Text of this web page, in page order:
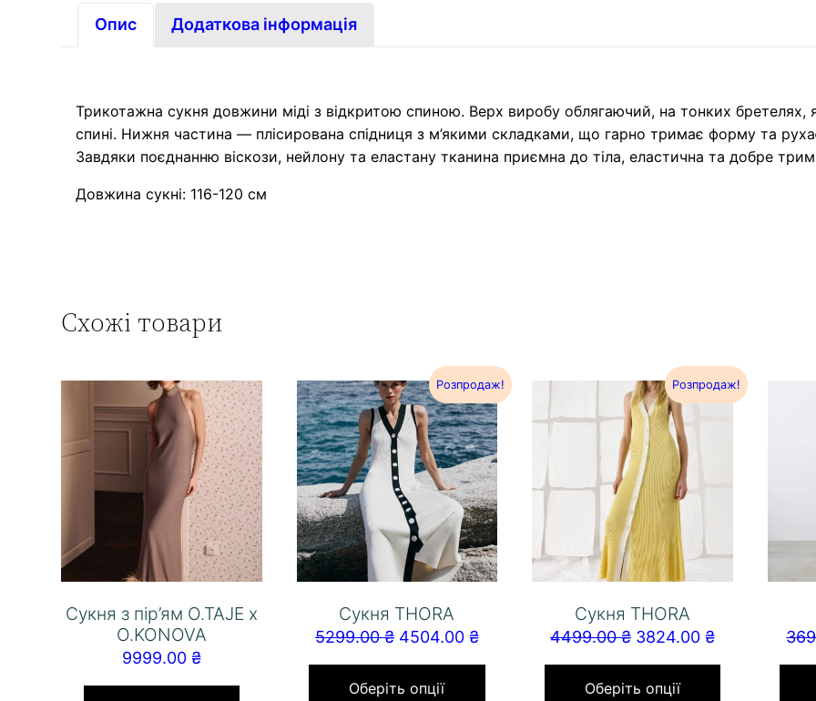
Опис Додаткова інформація
Трикотажна сукня довжини міді з відкритою спиною. Верх виробу облягаючий, на тонких бретелях,
спині. Нижня частина — плісирована спідниця з м’якими складками, що гарно тримає форму та
Завдяки поєднанню віскози, нейлону та еластану тканина приємна до тіла, еластична та добре
Довжина сукні: 116-120 см
Схожі товари
Сукня з пір’ям O.TAJE x
O.KONOVA
9999.00 ₴
Розпродаж!
Сукня THORA
5299.00₴ 4504.00 ₴
Оберіть опції
Розпродаж!
Сукня THORA
4499.00₴ 3824.00 ₴
Оберіть опції